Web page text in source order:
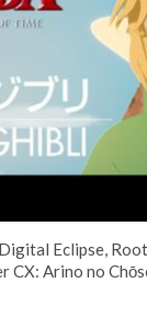
Eclipse,
CX: Arino no